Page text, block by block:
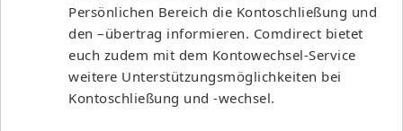
Persönlichen Bereich die Kontoschließung und
den –übertrag informieren. Comdirect bietet
euch zudem mit dem Kontowechsel-Service
weitere Unterstützungsmöglichkeiten bei
Kontoschließung und -wechsel.